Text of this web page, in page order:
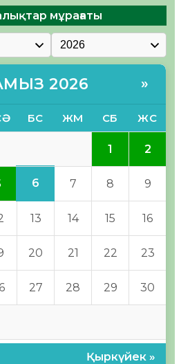
мұрағаты
2026 »
БС ЖМ СБ ЖС
1 2
6 7 8 9
13 14 15 16
20 21 22 23
27 28 29 30
Қыркүйек »